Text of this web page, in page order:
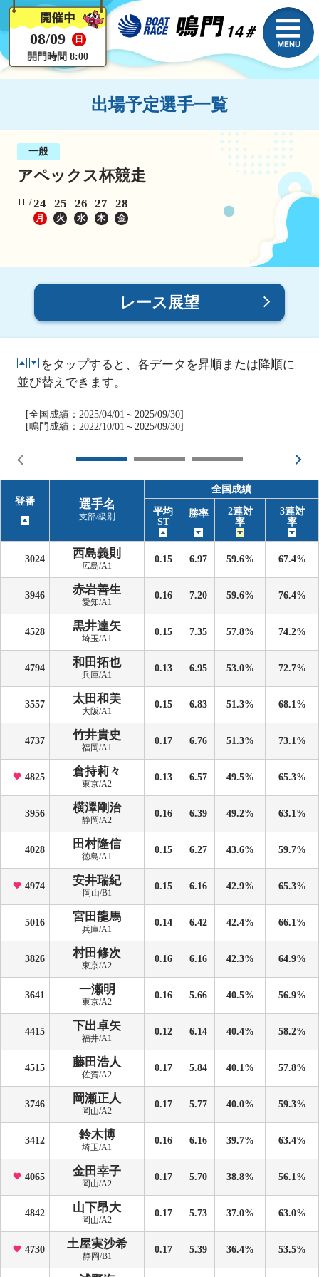
08/09 日
開門時間 8:00
出場予定選手一覧
一般
アペックス杯競走
11 24
月
25
火
26
水
27
木
28
金
レース展望
をタップすると、各データを昇順または降順に
並び替えできます。
[全国成績：2025/04/01～2025/09/30]
[鳴門成績：2022/10/01～2025/09/30]
登番 選手名
支部/級別
全国成績
平均
ST
勝率
2連対
率
3連対
率
3024 西島義則
広島/A1
0.15 6.97 59.6% 67.4%
3946 赤岩善生
愛知/A1
0.16 7.20 59.6% 76.4%
4528 黒井達矢
埼玉/A1
0.15 7.35 57.8% 74.2%
4794 和田拓也
兵庫/A1
0.13 6.95 53.0% 72.7%
3557 太田和美
大阪/A1
0.15 6.83 51.3% 68.1%
4737 竹井貴史
福岡/A1
0.17 6.76 51.3% 73.1%
4825 倉持莉々
東京/A2
0.13 6.57 49.5% 65.3%
3956 横澤剛治
静岡/A2
0.16 6.39 49.2% 63.1%
4028 田村隆信
徳島/A1
0.15 6.27 43.6% 59.7%
4974 安井瑞紀
岡山/B1
0.15 6.16 42.9% 65.3%
5016 宮田龍馬
兵庫/A1
0.14 6.42 42.4% 66.1%
3826 村田修次
東京/A2
0.16 6.16 42.3% 64.9%
3641 一瀬明
東京/A2
0.16 5.66 40.5% 56.9%
4415 下出卓矢
福井/A1
0.12 6.14 40.4% 58.2%
4515 藤田浩人
佐賀/A2
0.17 5.84 40.1% 57.8%
3746 岡瀬正人
岡山/A2
0.17 5.77 40.0% 59.3%
3412 鈴木博
埼玉/A1
0.16 6.16 39.7% 63.4%
4065 金田幸子
岡山/A2
0.17 5.70 38.8% 56.1%
4842 山下昂大
岡山/A2
0.17 5.73 37.0% 63.0%
4730 土屋実沙希
静岡/B1
0.17 5.39 36.4% 53.5%